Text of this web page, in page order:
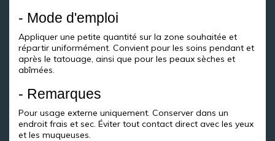
- Mode d'emploi
Appliquer une petite quantité sur la zone souhaitée et
répartir uniformément. Convient pour les soins pendant et
après le tatouage, ainsi que pour les peaux sèches et
abîmées.
- Remarques
Pour usage externe uniquement. Conserver dans un
endroit frais et sec. Éviter tout contact direct avec les yeux
et les muqueuses.